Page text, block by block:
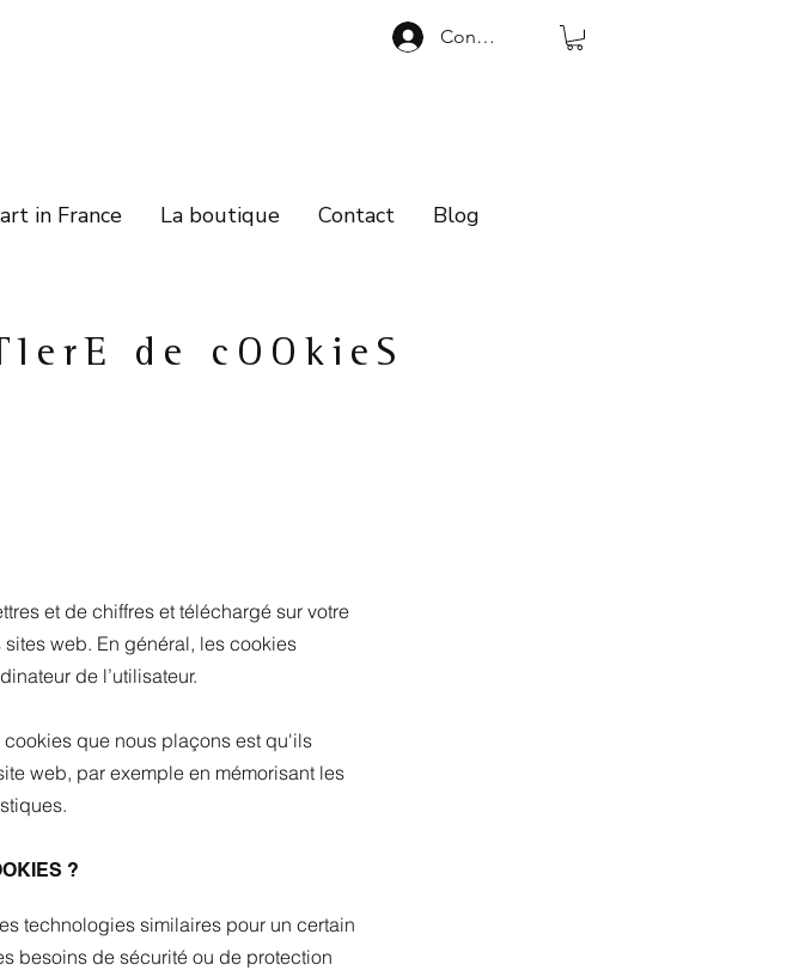
Connexion
in France La boutique Contact Blog
de cOOkieS
et de chiffres et téléchargé sur votre
web. En général, les cookies
de l’utilisateur.
que nous plaçons est qu'ils
web, par exemple en mémorisant les
?
technologies similaires pour un certain
besoins de sécurité ou de protection